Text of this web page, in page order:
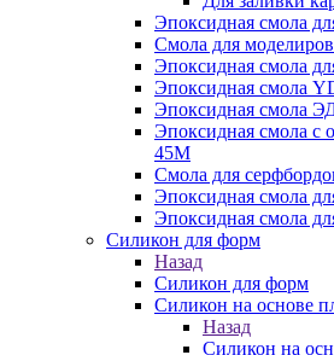
Эпоксидная смола
Смола для
Эпоксидная смола
Эпоксидная смола
Эпоксидная смола
Эпоксидная смола с
45М
Смола для
Эпоксидная смола
Эпоксидная смола
Силикон для форм
Назад
Силикон для форм
Силикон на основе
Назад
Силикон на